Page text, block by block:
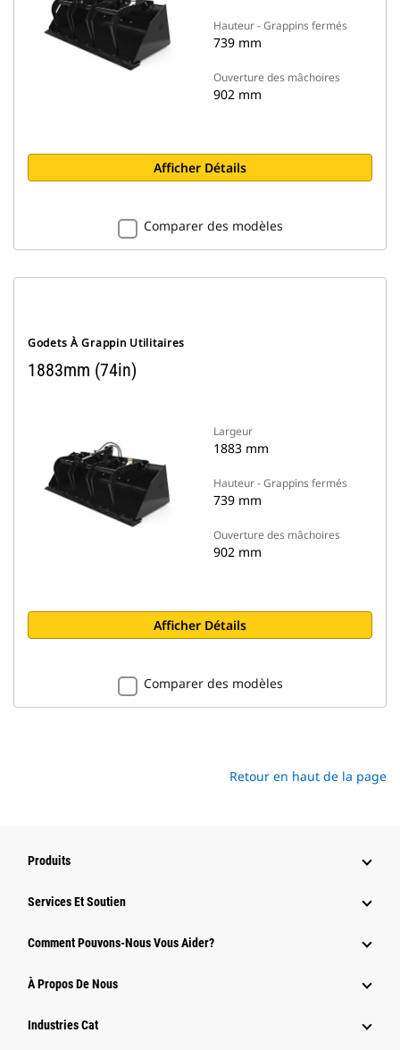
Hauteur - Grappins fermés
739 mm
Ouverture des mâchoires
902 mm
Afficher Détails
Comparer des modèles
Godets À Grappin Utilitaires
1883mm (74in)
Largeur
1883 mm
Hauteur - Grappins fermés
739 mm
Ouverture des mâchoires
902 mm
Afficher Détails
Comparer des modèles
Retour en haut de la page
Produits
Services Et Soutien
Comment Pouvons-Nous Vous Aider?
À Propos De Nous
Industries Cat